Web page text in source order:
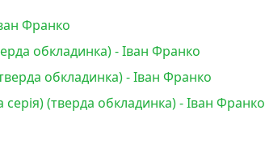
Франко
обкладинка) - Іван Франко
обкладинка) - Іван Франко
(тверда обкладинка) - Іван Франко